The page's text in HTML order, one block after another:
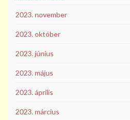
2023. november
2023. október
2023. június
2023. május
2023. április
2023. március